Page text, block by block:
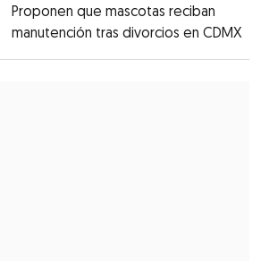
Proponen que mascotas reciban
manutención tras divorcios en CDMX